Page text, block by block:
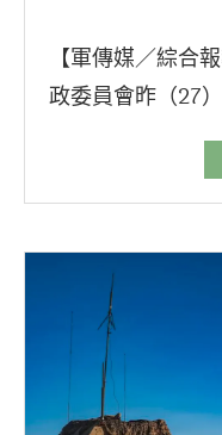
【軍傳媒／綜合
政委員會昨（27